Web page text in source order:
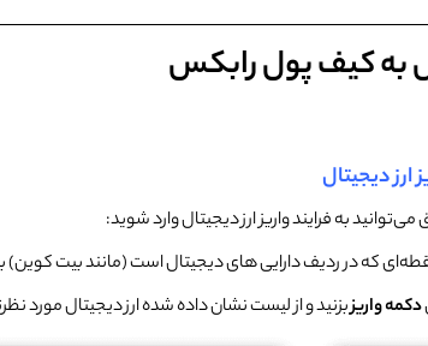
به کیف پول رابکس
به فرایند واریز ارز دیجیتال وارد شوید:
که در ردیف دارایی های دیجیتال است (مانند بیت کوین)
دکمه واریزبزنید و از لیست نشان داده شده ارز دیجیتال مورد